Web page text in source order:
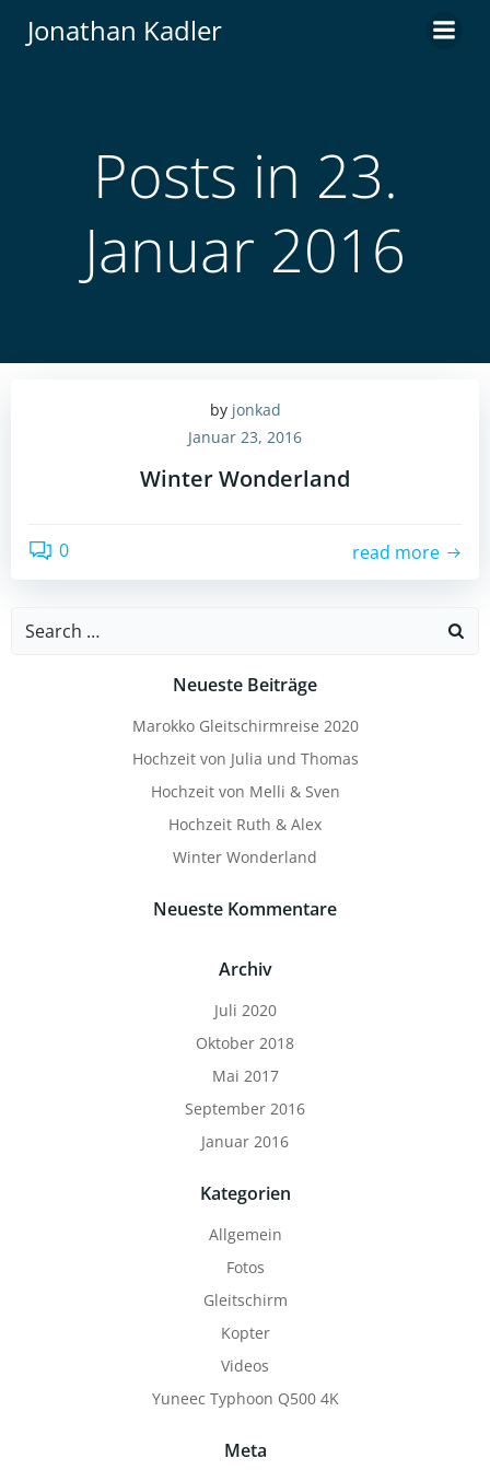
Jonathan Kadler
Posts in 23.
Januar 2016
by jonkad
Januar 23, 2016
Winter Wonderland
0 read more
Search
Neueste Beiträge
Marokko Gleitschirmreise 2020
Hochzeit von Julia und Thomas
Hochzeit von Melli & Sven
Hochzeit Ruth & Alex
Winter Wonderland
Neueste Kommentare
Archiv
Juli 2020
Oktober 2018
Mai 2017
September 2016
Januar 2016
Kategorien
Allgemein
Fotos
Gleitschirm
Kopter
Videos
Yuneec Typhoon Q500 4K
Meta